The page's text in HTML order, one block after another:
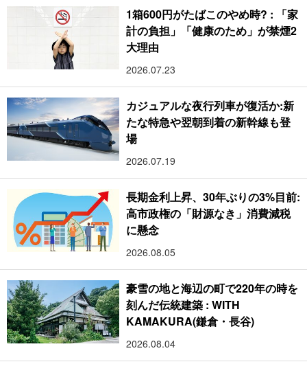
1箱600円がたばこのやめ時? : 「家
計の負担」「健康のため」が禁煙2
大理由
2026.07.23
カジュアルな夜行列車が復活か:新
たな特急や翌朝到着の新幹線も登
場
2026.07.19
長期金利上昇、30年ぶりの3%目前:
高市政権の「財源なき」消費減税
に懸念
2026.08.05
豪雪の地と海辺の町で220年の時を
刻んだ伝統建築 : WITH
KAMAKURA(鎌倉・長谷)
2026.08.04